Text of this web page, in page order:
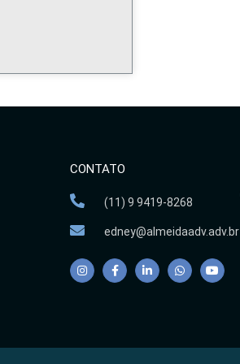
CONTATO
(11) 9 9419-8268
edney@almeidaadv.adv.br